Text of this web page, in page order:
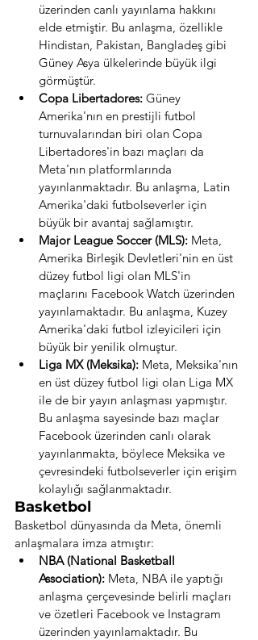
üzerinden canlı yayınlama hakkını
elde etmiştir. Bu anlaşma, özellikle
Hindistan, Pakistan, Bangladeş gibi
Güney Asya ülkelerinde büyük ilgi
görmüştür.
Copa Libertadores: Güney
Amerika'nın en prestijli futbol
turnuvalarından biri olan Copa
Libertadores'in bazı maçları da
Meta'nın platformlarında
yayınlanmaktadır. Bu anlaşma, Latin
Amerika'daki futbolseverler için
büyük bir avantaj sağlamıştır.
Major League Soccer (MLS): Meta,
Amerika Birleşik Devletleri'nin en üst
düzey futbol ligi olan MLS'in
maçlarını Facebook Watch üzerinden
yayınlamaktadır. Bu anlaşma, Kuzey
Amerika'daki futbol izleyicileri için
büyük bir yenilik olmuştur.
Liga MX (Meksika): Meta, Meksika'nın
en üst düzey futbol ligi olan Liga MX
ile de bir yayın anlaşması yapmıştır.
Bu anlaşma sayesinde bazı maçlar
Facebook üzerinden canlı olarak
yayınlanmakta, böylece Meksika ve
çevresindeki futbolseverler için erişim
kolaylığı sağlanmaktadır.
Basketbol
Basketbol dünyasında da Meta, önemli
anlaşmalara imza atmıştır:
NBA (National Basketball
Association): Meta, NBA ile yaptığı
anlaşma çerçevesinde belirli maçları
ve özetleri Facebook ve Instagram
üzerinden yayınlamaktadır. Bu